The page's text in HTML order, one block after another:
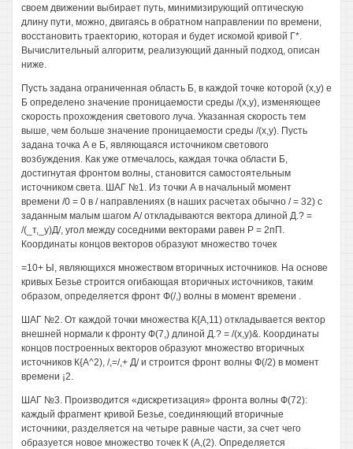
своем движении выбирает путь, минимизирующий оптическую
длину пути, можно, двигаясь в обратном направлении по времени,
восстановить траекторию, которая и будет искомой кривой Г*.
Вычислительный алгоритм, реализующий данный подход, описан
ниже.
Пусть задана ограниченная область Б, в каждой точке которой (х,у) е
Б определено значение проницаемости среды /(х,у), изменяющее
скорость прохождения светового луча. Указанная скорость тем
выше, чем больше значение проницаемости среды /(х,у). Пусть
задана точка А е Б, являющаяся источником светового
возбуждения. Как уже отмечалось, каждая точка области Б,
достигнутая фронтом волны, становится самостоятельным
источником света. ШАГ №1. Из точки А в начальный момент
времени /0 = 0 в / направлениях (в наших расчетах обычно / = 32) с
заданным малым шагом А/ откладываются вектора длиной Д.? =
/(_т,_у)Д/, угол между соседними векторами равен Р = 2пП.
Координаты концов векторов образуют множество точек
=10+ Ы, являющихся множеством вторичных источников. На основе
кривых Безье строится огибающая вторичных источников, таким
образом, определяется фронт Ф(/,) волны в момент времени .
ШАГ №2. От каждой точки множества К{А,11) откладывается вектор
внешней нормали к фронту Ф(7,) длиной Д.? = /(х,у)&. Координаты
концов построенных векторов образуют множество вторичных
источников К{А^2), /,=/,+ Д/ и строится фронт волны Ф(/2) в момент
времени ¡2.
ШАГ №3. Производится «дискретизация» фронта волны Ф(72):
каждый фрагмент кривой Безье, соединяющий вторичные
источники, разделяется на четыре равные части, за счет чего
образуется новое множество точек К (А,(2). Определяется